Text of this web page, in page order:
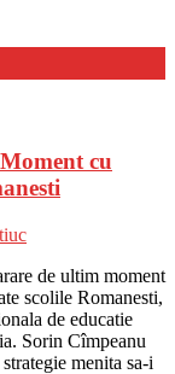
cu
de ultim moment
scolile Romanesti,
de educatie
Sorin Cîmpeanu
menita sa-i